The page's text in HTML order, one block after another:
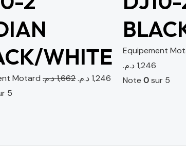
WHITE
Motard 1,662د.م. 1,246 د.م.
5
Equipement
1,246 د.م.
Note0sur 5